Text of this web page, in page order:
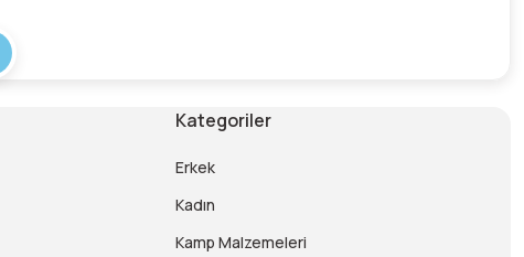
Kategoriler
Erkek
Kadın
Kamp Malzemeleri